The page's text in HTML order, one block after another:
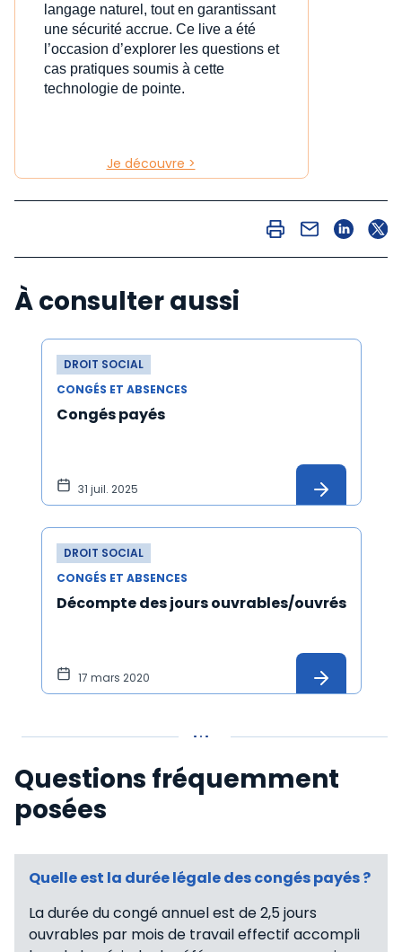
langage naturel, tout en garantissant
une sécurité accrue. Ce live a été
l’occasion d’explorer les questions et
cas pratiques soumis à cette
technologie de pointe.
Je découvre >
À consulter aussi
DROIT SOCIAL
CONGÉS ET ABSENCES
Congés payés
31 juil. 2025
DROIT SOCIAL
CONGÉS ET ABSENCES
Décompte des jours ouvrables/ouvrés
17 mars 2020
Questions fréquemment
posées
Quelle est la durée légale des congés payés ?
La durée du congé annuel est de 2,5 jours
ouvrables par mois de travail effectif accompli